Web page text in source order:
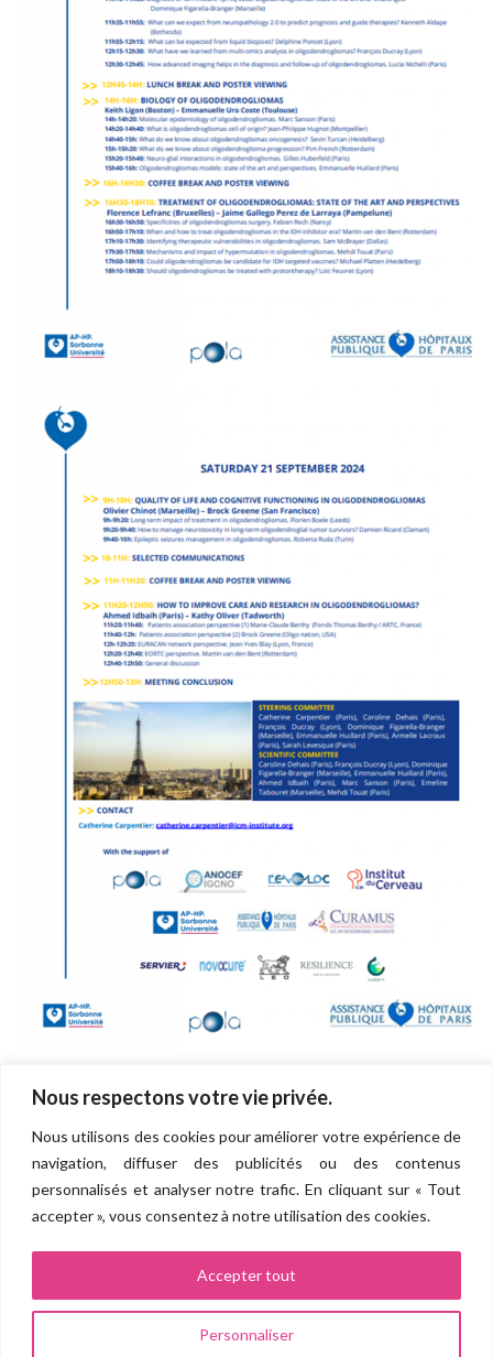
Nous respectons votre vie privée.
Nous utilisons des cookies pour améliorer votre expérience de
navigation, diffuser des publicités ou des contenus
personnalisés et analyser notre trafic. En cliquant sur « Tout
accepter », vous consentez à notre utilisation des cookies.
Personnaliser
Accepter tout
Navigation
de
l’article
Groupe hospitalo-universitaire AP-HP.SORBONNE UNIVERSITÉ
(Pitié Salpêtrière, Saint Antoine, Tenon, Trousseau, Rothschild,
Site Pitié Salpêtrière
83 boulevard de l’hôpital 75013 PARIS